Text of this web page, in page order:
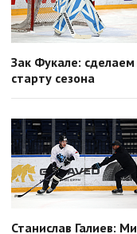
Зак Фукале:
старту сезона
Станислав Галиев: